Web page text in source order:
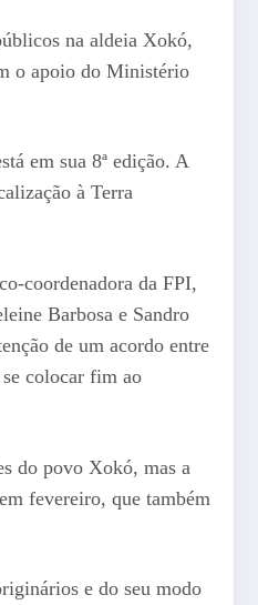
na aldeia Xokó,
o apoio do Ministério
em sua 8ª edição. A
à Terra
coordenadora da FPI,
Barbosa e Sandro
de um acordo entre
colocar fim ao
do povo Xokó, mas a
fevereiro, que também
e do seu modo